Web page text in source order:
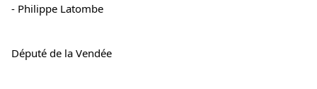
- Philippe Latombe
Député de la Vendée